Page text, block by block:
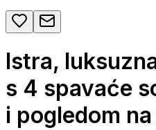
Istra,
s 4 spavaće
i pogledom